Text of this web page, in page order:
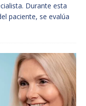
Durante esta
paciente, se evalúa